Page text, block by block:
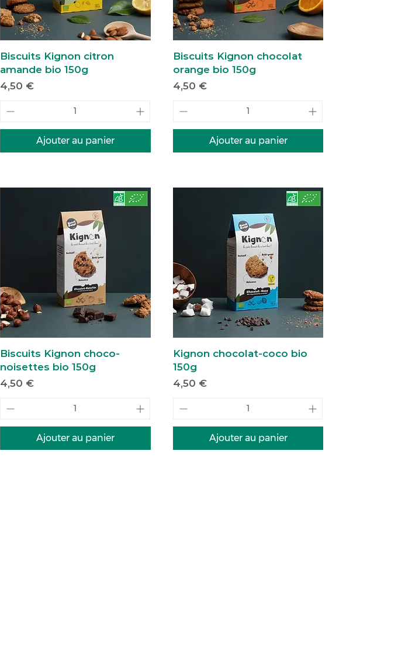
Biscuits Kignon citron
amande bio 150g
Prix
4,50 €
Ajouter au panier
Biscuits Kignon chocolat
orange bio 150g
Prix
4,50 €
Ajouter au panier
Biscuits Kignon choco-
noisettes bio 150g
Prix
4,50 €
Ajouter au panier
Kignon chocolat-coco bio
150g
Prix
4,50 €
Ajouter au panier